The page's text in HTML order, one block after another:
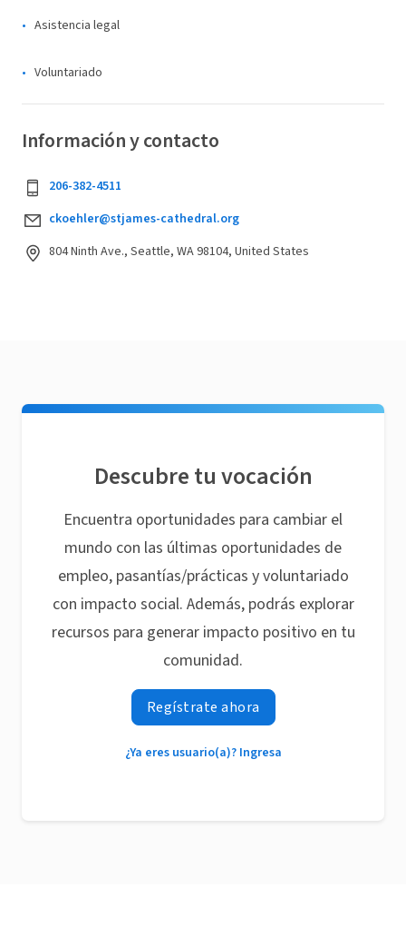
Asistencia legal
Voluntariado
Información y contacto
206-382-4511
ckoehler@stjames-cathedral.org
804 Ninth Ave., Seattle, WA 98104, United States
Descubre tu vocación
Encuentra oportunidades para cambiar el
mundo con las últimas oportunidades de
empleo, pasantías/prácticas y voluntariado
con impacto social. Además, podrás explorar
recursos para generar impacto positivo en tu
comunidad.
Regístrate ahora
¿Ya eres usuario(a)? Ingresa